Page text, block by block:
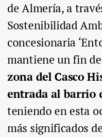
de Almería, a
Sostenibilidad
concesionaria
mantiene un fin
zona del Casco
entrada al barrio
teniendo en esta
más significados